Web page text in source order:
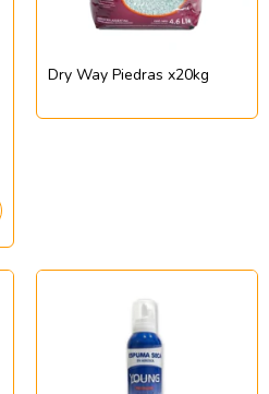
Dry Way Piedras x20kg